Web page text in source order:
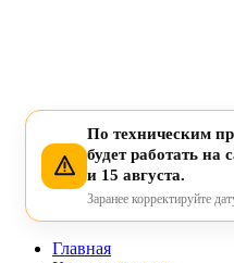
По техническим
будет работать на
и 15 августа.
Заранее корректируйте
Главная